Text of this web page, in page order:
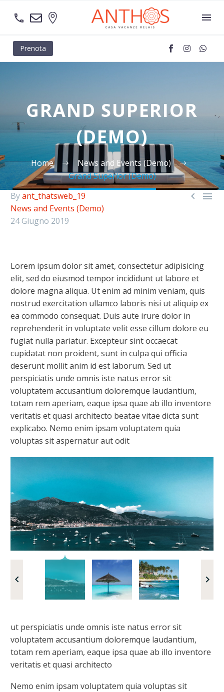
Italiano
Prenota
GRAND SUPERIOR
(DEMO)
Home
News and Events (Demo)
Grand Superior (Demo)
 
Byant_thatsweb_19
News and Events (Demo)
24 Giugno 2019
Lorem ipsum dolor sit amet, consectetur adipisicing
elit, sed do eiusmod tempor incididunt ut labore et
dolore magna aliqua. Ut enim ad minim veniam, quis
nostrud exercitation ullamco laboris nisi ut aliquip ex
ea commodo consequat. Duis aute irure dolor in
reprehenderit in voluptate velit esse cillum dolore eu
fugiat nulla pariatur. Excepteur sint occaecat
cupidatat non proident, sunt in culpa qui officia
deserunt mollit anim id est laborum. Sed ut
perspiciatis unde omnis iste natus error sit
voluptatem accusantium doloremque laudantium,
totam rem aperiam, eaque ipsa quae ab illo inventore
veritatis et quasi architecto beatae vitae dicta sunt
explicabo. Nemo enim ipsam voluptatem quia
voluptas sit aspernatur aut odit
ut perspiciatis unde omnis iste natus error sit
voluptatem accusantium doloremque laudantium,
totam rem aperiam, eaque ipsa quae ab illo inventore
veritatis et quasi architecto
Nemo enim ipsam voluptatem quia voluptas sit